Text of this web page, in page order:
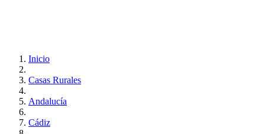
Inicio
Casas Rurales
Andalucía
Cádiz